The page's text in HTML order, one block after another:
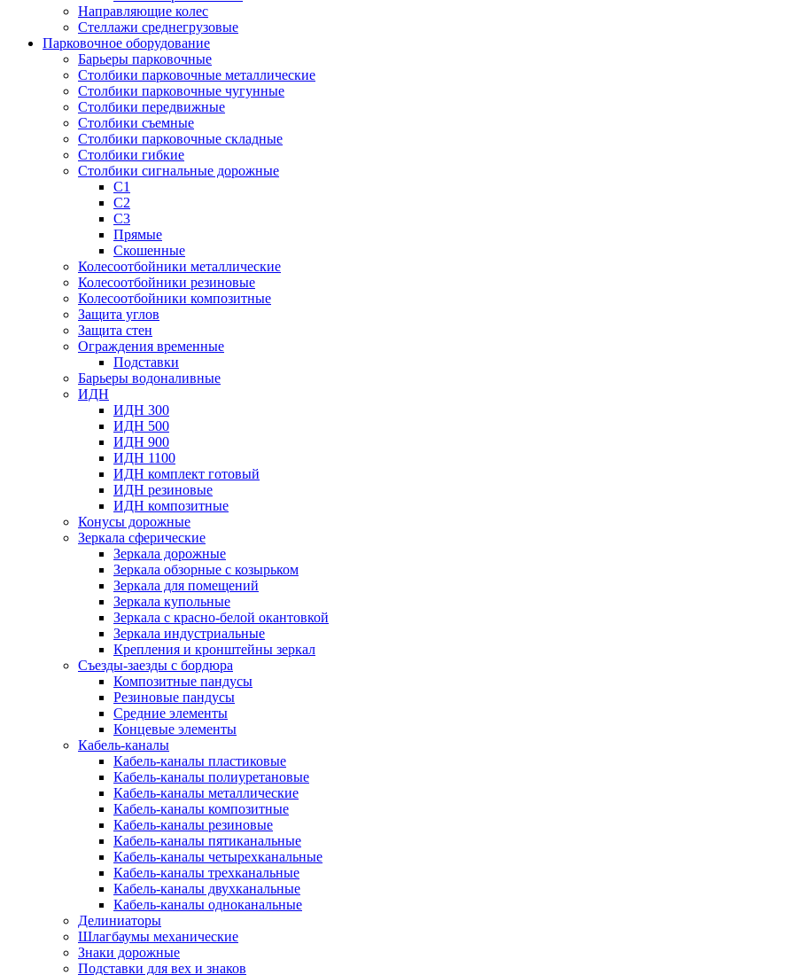
Направляющие колес
Стеллажи среднегрузовые
Парковочное оборудование
Барьеры парковочные
Столбики парковочные металлические
Столбики парковочные чугунные
Столбики передвижные
Столбики съемные
Столбики парковочные складные
Столбики гибкие
Столбики сигнальные дорожные
С1
С2
С3
Прямые
Скошенные
Колесоотбойники металлические
Колесоотбойники резиновые
Колесоотбойники композитные
Защита углов
Защита стен
Ограждения временные
Подставки
Барьеры водоналивные
ИДН
ИДН 300
ИДН 500
ИДН 900
ИДН 1100
ИДН комплект готовый
ИДН резиновые
ИДН композитные
Конусы дорожные
Зеркала сферические
Зеркала дорожные
Зеркала обзорные с козырьком
Зеркала для помещений
Зеркала купольные
Зеркала с красно-белой окантовкой
Зеркала индустриальные
Крепления и кронштейны зеркал
Съезды-заезды с бордюра
Композитные пандусы
Резиновые пандусы
Средние элементы
Концевые элементы
Кабель-каналы
Кабель-каналы пластиковые
Кабель-каналы полиуретановые
Кабель-каналы металлические
Кабель-каналы композитные
Кабель-каналы резиновые
Кабель-каналы пятиканальные
Кабель-каналы четырехканальные
Кабель-каналы трехканальные
Кабель-каналы двухканальные
Кабель-каналы одноканальные
Делиниаторы
Шлагбаумы механические
Знаки дорожные
Подставки для вех и знаков